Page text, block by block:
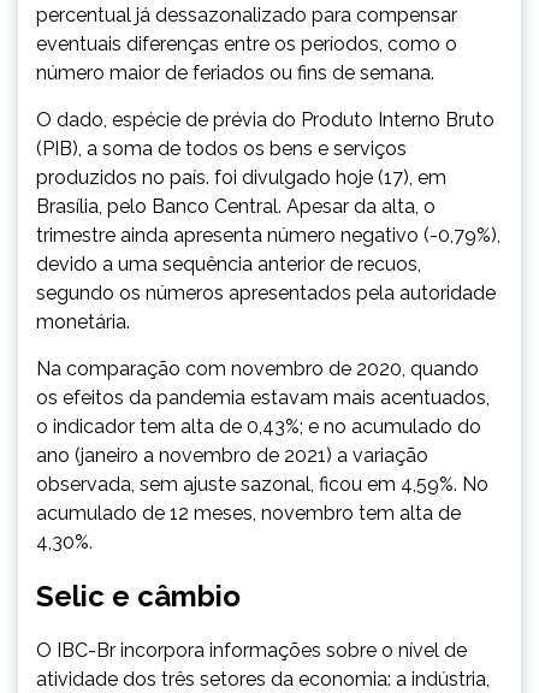
percentual já dessazonalizado para compensar
eventuais diferenças entre os períodos, como o
número maior de feriados ou fins de semana.
O dado, espécie de prévia do Produto Interno Bruto
(PIB), a soma de todos os bens e serviços
produzidos no país. foi divulgado hoje (17), em
Brasília, pelo Banco Central. Apesar da alta, o
trimestre ainda apresenta número negativo (-0,79%),
devido a uma sequência anterior de recuos,
segundo os números apresentados pela autoridade
monetária.
Na comparação com novembro de 2020, quando
os efeitos da pandemia estavam mais acentuados,
o indicador tem alta de 0,43%; e no acumulado do
ano (janeiro a novembro de 2021) a variação
observada, sem ajuste sazonal, ficou em 4,59%. No
acumulado de 12 meses, novembro tem alta de
4,30%.
Selic e câmbio
O IBC-Br incorpora informações sobre o nível de
atividade dos três setores da economia: a indústria,